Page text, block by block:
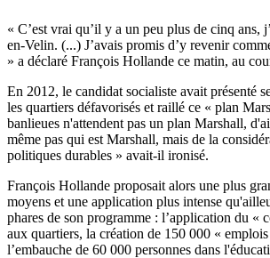
« C’est vrai qu’il y a un peu plus de cinq ans,
en-Velin. (...) J’avais promis d’y revenir
» a déclaré François Hollande ce matin, au
En 2012, le candidat socialiste avait présenté
les quartiers défavorisés et raillé ce « plan
banlieues n'attendent pas un plan Marshall,
même pas qui est Marshall, mais de la
politiques durables » avait-il ironisé.
François Hollande proposait alors une plus
moyens et une application plus intense
phares de son programme : l’application du «
aux quartiers, la création de 150 000 «
l’embauche de 60 000 personnes dans